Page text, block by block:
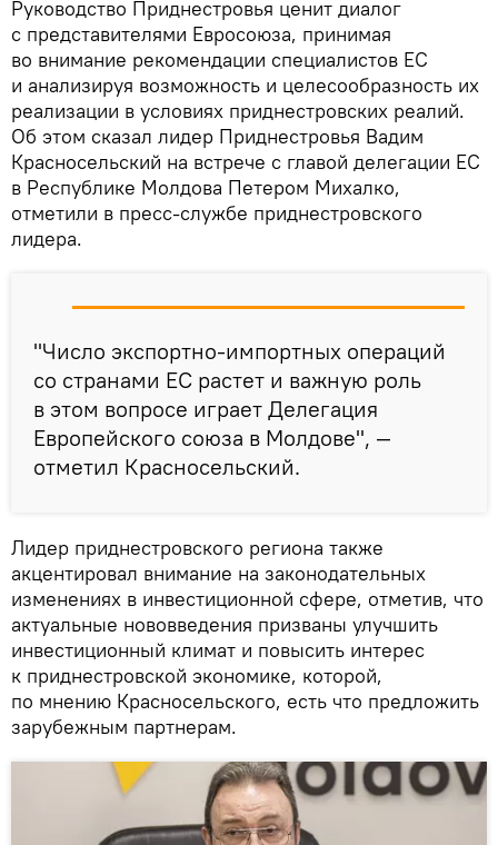
Руководство Приднестровья ценит диалог
с представителями Евросоюза, принимая
во внимание рекомендации специалистов ЕС
и анализируя возможность и целесообразность их
реализации в условиях приднестровских реалий.
Об этом сказал лидер Приднестровья Вадим
Красносельский на встрече с главой делегации ЕС
в Республике Молдова Петером Михалко,
отметили в пресс-службе приднестровского
лидера.
"Число экспортно-импортных операций
со странами ЕС растет и важную роль
в этом вопросе играет Делегация
Европейского союза в Молдове", —
отметил Красносельский.
Лидер приднестровского региона также
акцентировал внимание на законодательных
изменениях в инвестиционной сфере, отметив, что
актуальные нововведения призваны улучшить
инвестиционный климат и повысить интерес
к приднестровской экономике, которой,
по мнению Красносельского, есть что предложить
зарубежным партнерам.